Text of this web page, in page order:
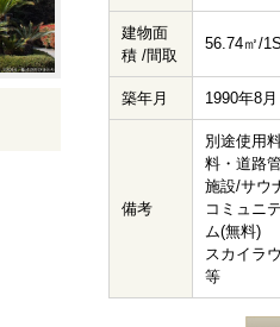
建物面
積 /間取
56.74㎡/
築年月 1990年8月
備考
別途使用
料・道路
施設/サウ
コミュニ
ム(無料)
スカイラ
等